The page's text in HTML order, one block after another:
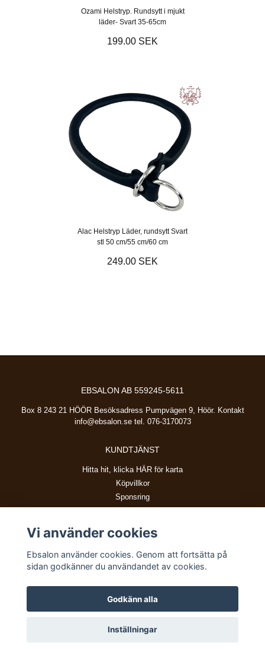
Ozami Helstryp. Rundsytt i mjukt
läder- Svart 35-65cm
199.00 SEK
Alac Helstryp Läder, rundsytt Svart
stl 50 cm/55 cm/60 cm
249.00 SEK
EBSALON AB 559245-5611
Box 8 243 21 HÖÖR Besöksadress Pumpvägen 9, Höör. Kontakt
info@ebsalon.setel. 076-3170073
KUNDTJÄNST
Hitta hit, klicka HÄR för karta
Köpvillkor
Sponsring
BETALSÄTT
Vi använder cookies
Ebsalon använder cookies. Genom att fortsätta på
sidan godkänner du användandet av cookies.
Godkänn alla
Inställningar